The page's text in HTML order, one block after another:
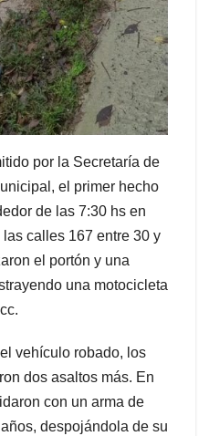
por la Secretaría de
el primer hecho
de las 7:30 hs en
calles 167 entre 30 y
el portón y una
una motocicleta
vehículo robado, los
dos asaltos más. En
con un arma de
despojándola de su